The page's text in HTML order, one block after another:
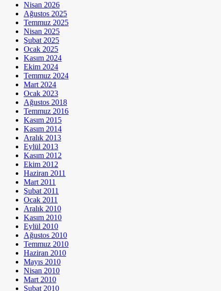
Nisan 2026
Ağustos 2025
Temmuz 2025
Nisan 2025
Şubat 2025
Ocak 2025
Kasım 2024
Ekim 2024
Temmuz 2024
Mart 2024
Ocak 2023
Ağustos 2018
Temmuz 2016
Kasım 2015
Kasım 2014
Aralık 2013
Eylül 2013
Kasım 2012
Ekim 2012
Haziran 2011
Mart 2011
Şubat 2011
Ocak 2011
Aralık 2010
Kasım 2010
Eylül 2010
Ağustos 2010
Temmuz 2010
Haziran 2010
Mayıs 2010
Nisan 2010
Mart 2010
Şubat 2010